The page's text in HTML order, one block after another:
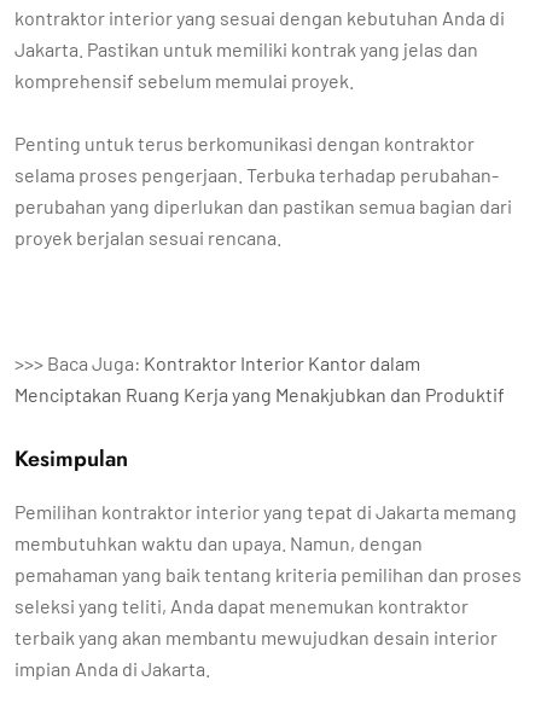
kontraktor interior yang sesuai dengan kebutuhan Anda di
Jakarta. Pastikan untuk memiliki kontrak yang jelas dan
komprehensif sebelum memulai proyek.
Penting untuk terus berkomunikasi dengan kontraktor
selama proses pengerjaan. Terbuka terhadap perubahan-
perubahan yang diperlukan dan pastikan semua bagian dari
proyek berjalan sesuai rencana.
>>> Baca Juga: Kontraktor Interior Kantor dalam
Menciptakan Ruang Kerja yang Menakjubkan dan Produktif
Kesimpulan
Pemilihan kontraktor interior yang tepat di Jakarta memang
membutuhkan waktu dan upaya. Namun, dengan
pemahaman yang baik tentang kriteria pemilihan dan proses
seleksi yang teliti, Anda dapat menemukan kontraktor
terbaik yang akan membantu mewujudkan desain interior
impian Anda di Jakarta.